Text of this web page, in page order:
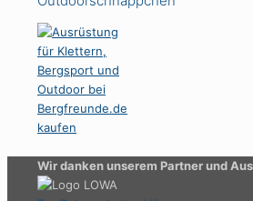
Wir danken unserem Partner und